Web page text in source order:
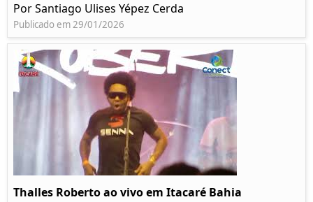
Por Santiago Ulises Yépez Cerda
Publicado em 29/01/2026
Thalles Roberto ao vivo em Itacaré Bahia